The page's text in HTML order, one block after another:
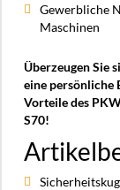
Gewerbliche
Maschinen
Überzeugen Sie
eine persönliche
Vorteile des
S70!